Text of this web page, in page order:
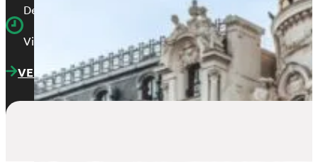
De lunes a jueves de 9:00 a 14:00 y de 15:00 a 18:30.
Viernes, de 9:00 a 15:00.
VER LOCALIZACIÓN